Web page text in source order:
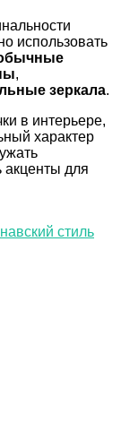
использовать
,
зеркала.
в интерьере,
характер
акценты для
стиль